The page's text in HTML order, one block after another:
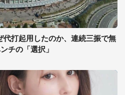
代打起用したのか、連続三振で無
チの「選択」